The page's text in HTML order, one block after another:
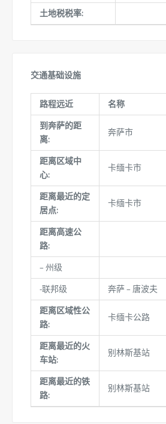
土地税税率:
交通基础设施
路程远近 名称
到奔萨的距
离:
奔萨市
距离区域中
心:
卡缅卡市
距离最近的定
居点:
卡缅卡市
距离高速公
路:
– 州级
-联邦级
奔萨 – 唐波夫
距离区域性公
路:
卡缅卡公路
距离最近的火
车站:
别林斯基站
距离最近的铁
路:
别林斯基站